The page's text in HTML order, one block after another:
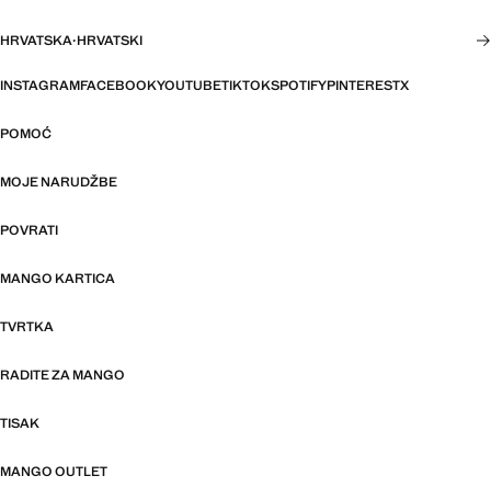
HRVATSKA·HRVATSKI
INSTAGRAMFACEBOOKYOUTUBETIKTOKSPOTIFYPINTERESTX
POMOĆ
MOJE NARUDŽBE
POVRATI
MANGO KARTICA
TVRTKA
RADITE ZA MANGO
TISAK
MANGO OUTLET